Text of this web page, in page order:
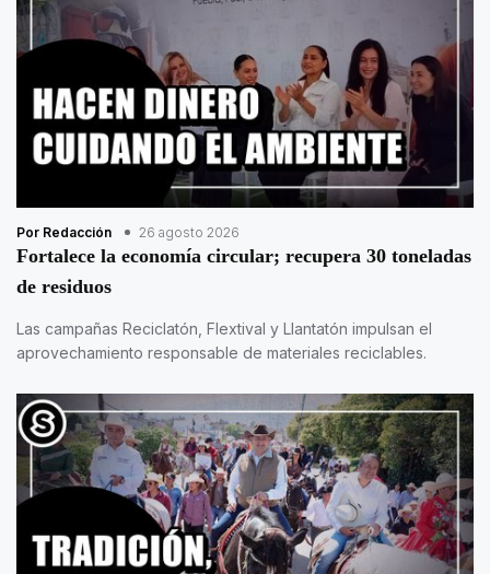
Por Redacción 26 agosto 2026
Fortalece la economía circular; recupera 30 toneladas
de residuos
Las campañas Reciclatón, Flextival y Llantatón impulsan el
aprovechamiento responsable de materiales reciclables.